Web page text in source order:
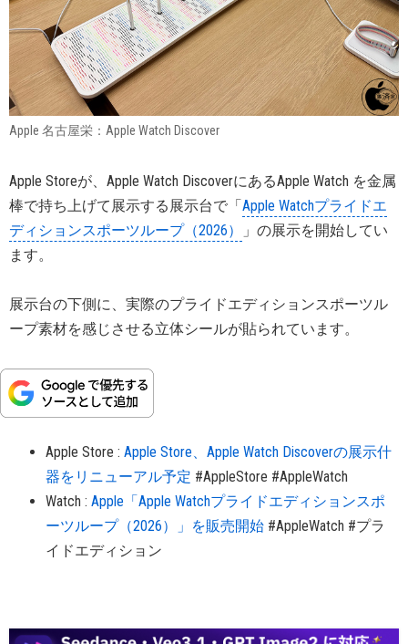
Apple 名古屋栄：Apple Watch Discover
Apple Storeが、Apple Watch DiscoverにあるApple Watch を金属
棒で持ち上げて展示する展示台で「Apple Watchプライドエ
ディションスポーツループ（2026）
」の展示を開始してい
ます。
展示台の下側に、実際のプライドエディションスポーツル
ープ素材を感じさせる立体シールが貼られています。
Apple Store : Apple Store、Apple Watch Discoverの展示什
器をリニューアル予定 #AppleStore #AppleWatch
Watch : Apple「Apple Watchプライドエディションスポ
ーツループ（2026）」を販売開始 #AppleWatch #プラ
イドエディション